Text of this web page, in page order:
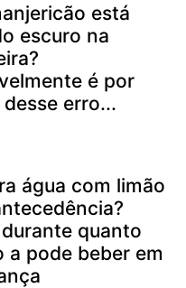
está
escuro na
é por
desse erro...
água com limão
quanto
a pode beber em